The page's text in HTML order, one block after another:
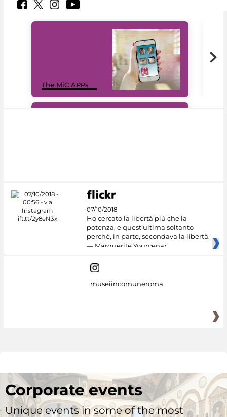
The MiC APPs
07/10/2018
Ho cercato la libertà più che la
potenza, e quest'ultima soltanto
perché, in parte, secondava la libertà.
— Marguerite Yourcenar
museiincomuneroma
Corporate events
Unique events in some of the most